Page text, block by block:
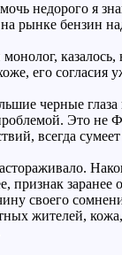
недорого я
рынке бензин
его
черные
Это
всегда
признак
своего
жителей,